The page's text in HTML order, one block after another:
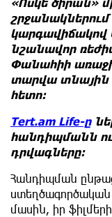
կարգավիճակով
նշանավոր
Փանահիի
տարվա տնային
հետո:
Tert.am Life-ը
հանդիպմանն
դրվագները:
Հանդիպման
մասին, իր